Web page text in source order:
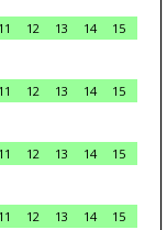
11 12 13 14
15
11 12 13 14
15
11 12 13 14
15
11 12 13 14
15